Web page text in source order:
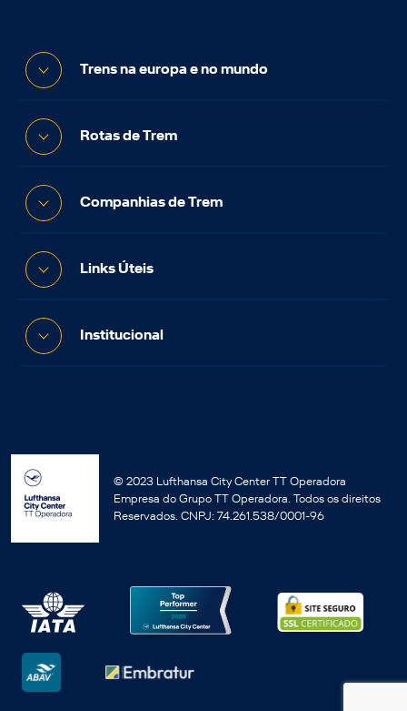
Trens na europa e no mundo
Rotas de Trem
Companhias de Trem
Links Úteis
Institucional
© 2023 Lufthansa City Center TT Operadora
Empresa do Grupo TT Operadora. Todos os direitos
Reservados. CNPJ: 74.261.538/0001-96